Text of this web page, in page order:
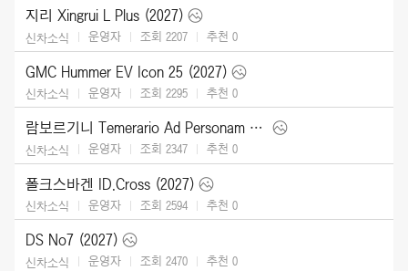
지리 Xingrui L Plus (2027)
신차소식 운영자 조회 2207 추천 0
GMC Hummer EV Icon 25 (2027)
신차소식 운영자 조회 2295 추천 0
람보르기니 Temerario Ad Personam (2026)
신차소식 운영자 조회 2347 추천 0
폴크스바겐 ID.Cross (2027)
신차소식 운영자 조회 2594 추천 0
DS No7 (2027)
신차소식 운영자 조회 2470 추천 0